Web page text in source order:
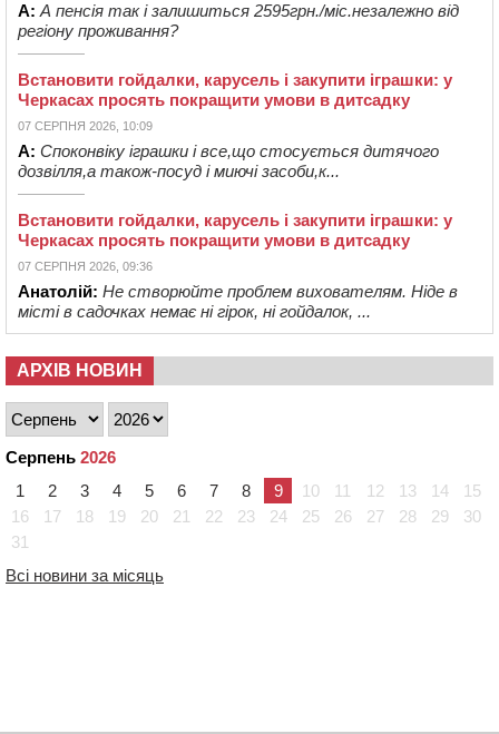
А: А пенсія так і залишиться 2595грн./міс.незалежно від
регіону проживання?
Встановити гойдалки, карусель і закупити іграшки: у
Черкасах просять покращити умови в дитсадку
07 СЕРПНЯ 2026, 10:09
А: Споконвіку іграшки і все,що стосується дитячого
дозвілля,а також-посуд і миючі засоби,к...
Встановити гойдалки, карусель і закупити іграшки: у
Черкасах просять покращити умови в дитсадку
07 СЕРПНЯ 2026, 09:36
Анатолій: Не створюйте проблем вихователям. Ніде в
місті в садочках немає ні гірок, ні гойдалок, ...
АРХІВ НОВИН
Серпень 2026
1
2 3 4 5 6 7 8 9 10 11 12 13 14
15
16
17 18 19 20 21 22 23 24 25 26 27 28 29
30
31
Всі новини за місяць